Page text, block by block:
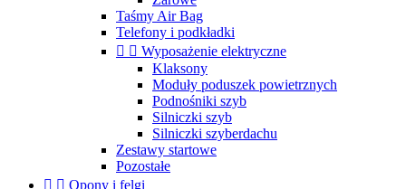
Taśmy Air Bag
Telefony i podkładki
  Wyposażenie elektryczne
Klaksony
Moduły poduszek powietrznych
Podnośniki szyb
Silniczki szyb
Silniczki szyberdachu
Zestawy startowe
Pozostałe
  Opony i felgi